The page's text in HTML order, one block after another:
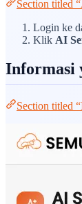
Section titled
Login ke
Klik AI
Informasi
Section titled